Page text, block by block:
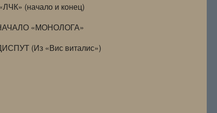
(начало и конец)
«МОНОЛОГА»
(Из «Вис виталис»)